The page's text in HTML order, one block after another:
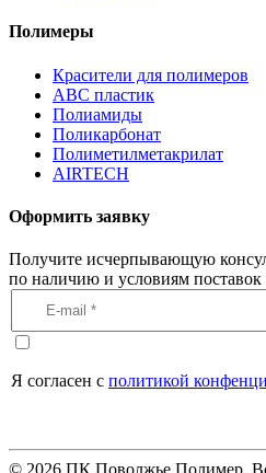
Полимеры
Красители для полимеров
АВС пластик
Полиамиды
Поликарбонат
Полиметилметакрилат
AIRTECH
Оформить заявку
Получите исчерпывающую
по наличию и условиям
Я согласен с политикой